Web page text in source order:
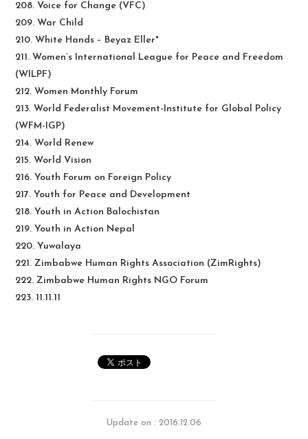
208. Voice for Change (VFC)
209. War Child
210. White Hands – Beyaz Eller*
211. Women’s International League for Peace and Freedom
(WILPF)
212. Women Monthly Forum
213. World Federalist Movement-Institute for Global Policy
(WFM-IGP)
214. World Renew
215. World Vision
216. Youth Forum on Foreign Policy
217. Youth for Peace and Development
218. Youth in Action Balochistan
219. Youth in Action Nepal
220. Yuwalaya
221. Zimbabwe Human Rights Association (ZimRights)
222. Zimbabwe Human Rights NGO Forum
223. 11.11.11
Update on : 2016.12.06